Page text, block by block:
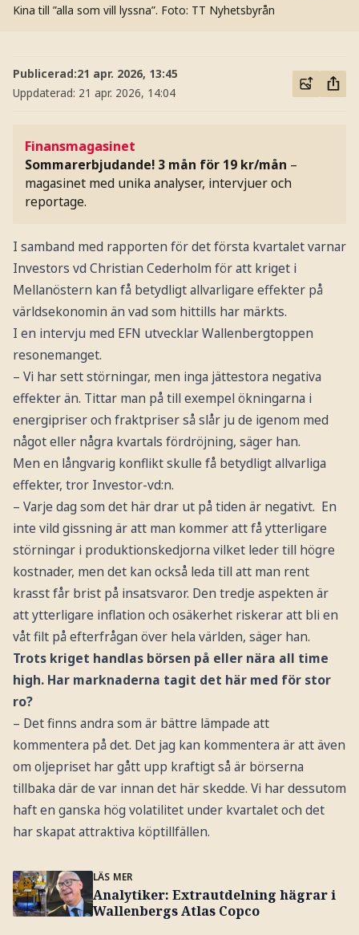
Kina till ”alla som vill lyssna”. Foto: TT Nyhetsbyrån
Publicerad:21 apr. 2026, 13:45
Uppdaterad: 21 apr. 2026, 14:04
Finansmagasinet
Sommarerbjudande! 3 mån för 19 kr/mån –
magasinet med unika analyser, intervjuer och
reportage.
I samband med rapporten för det första kvartalet varnar
Investors vd Christian Cederholm för att kriget i
Mellanöstern kan få betydligt allvarligare effekter på
världsekonomin än vad som hittills har märkts.
I en intervju med EFN utvecklar Wallenbergtoppen
resonemanget.
– Vi har sett störningar, men inga jättestora negativa
effekter än. Tittar man på till exempel ökningarna i
energipriser och fraktpriser så slår ju de igenom med
något eller några kvartals fördröjning, säger han.
Men en långvarig konflikt skulle få betydligt allvarliga
effekter, tror Investor-vd:n.
– Varje dag som det här drar ut på tiden är negativt. En
inte vild gissning är att man kommer att få ytterligare
störningar i produktionskedjorna vilket leder till högre
kostnader, men det kan också leda till att man rent
krasst får brist på insatsvaror. Den tredje aspekten är
att ytterligare inflation och osäkerhet riskerar att bli en
våt filt på efterfrågan över hela världen, säger han.
Trots kriget handlas börsen på eller nära all time
high. Har marknaderna tagit det här med för stor
ro?
– Det finns andra som är bättre lämpade att
kommentera på det. Det jag kan kommentera är att även
om oljepriset har gått upp kraftigt så är börserna
tillbaka där de var innan det här skedde. Vi har dessutom
haft en ganska hög volatilitet under kvartalet och det
har skapat attraktiva köptillfällen.
LÄS MER
Analytiker: Extrautdelning hägrar i
Wallenbergs Atlas Copco